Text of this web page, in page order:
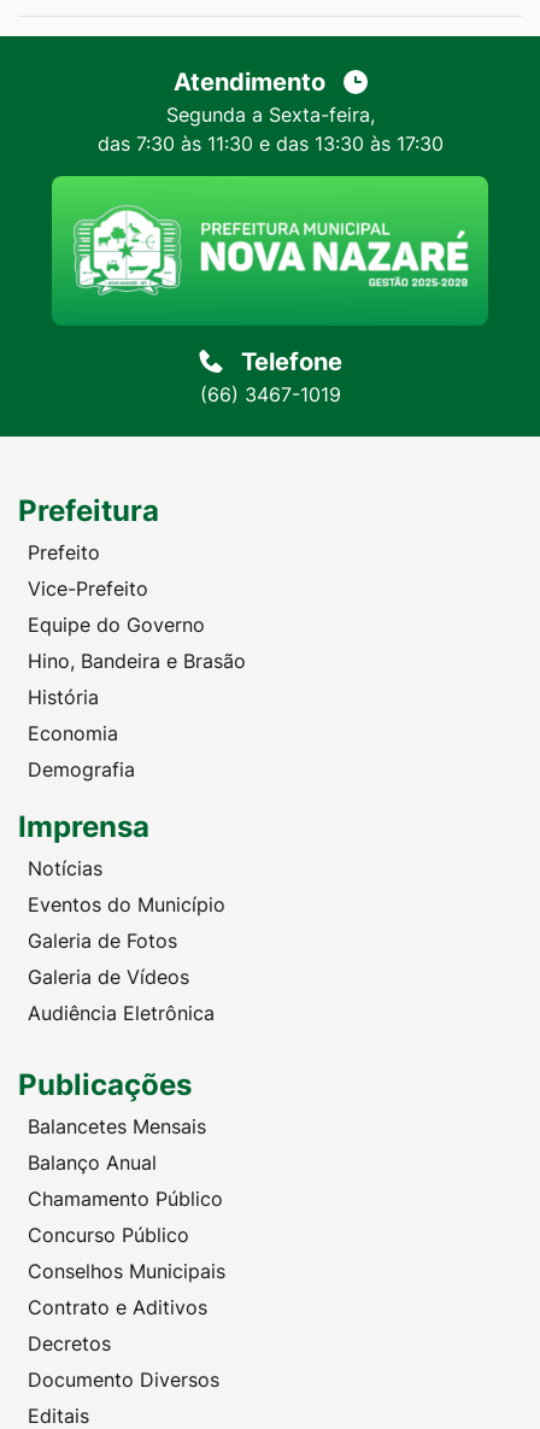
Atendimento
Segunda a Sexta-feira,
das 7:30 às 11:30 e das 13:30 às 17:30
Telefone
(66) 3467-1019
Prefeitura
Prefeito
Vice-Prefeito
Equipe do Governo
Hino, Bandeira e Brasão
História
Economia
Demografia
Imprensa
Notícias
Eventos do Município
Galeria de Fotos
Galeria de Vídeos
Audiência Eletrônica
Publicações
Balancetes Mensais
Balanço Anual
Chamamento Público
Concurso Público
Conselhos Municipais
Contrato e Aditivos
Decretos
Documento Diversos
Editais